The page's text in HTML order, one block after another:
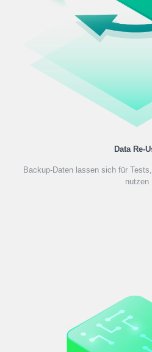
Data Re-
Backup-Daten lassen sich für
nutzen